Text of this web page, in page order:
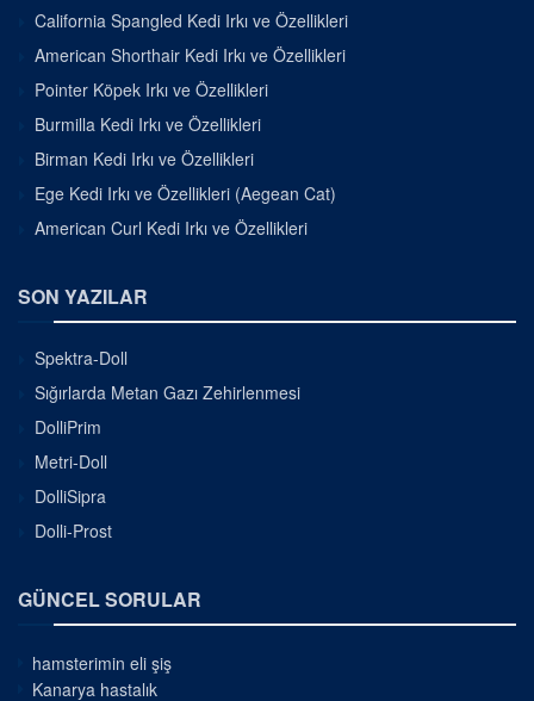
California Spangled Kedi Irkı ve Özellikleri
American Shorthair Kedi Irkı ve Özellikleri
Pointer Köpek Irkı ve Özellikleri
Burmilla Kedi Irkı ve Özellikleri
Birman Kedi Irkı ve Özellikleri
Ege Kedi Irkı ve Özellikleri (Aegean Cat)
American Curl Kedi Irkı ve Özellikleri
SON YAZILAR
Spektra-Doll
Sığırlarda Metan Gazı Zehirlenmesi
DolliPrim
Metri-Doll
DolliSipra
Dolli-Prost
GÜNCEL SORULAR
hamsterimin eli şiş
Kanarya hastalık